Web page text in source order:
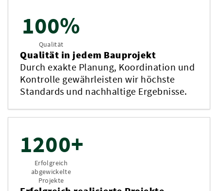
100%
Qualität
Qualität in jedem Bauprojekt
Durch exakte Planung, Koordination und
Kontrolle gewährleisten wir höchste
Standards und nachhaltige Ergebnisse.
1200+
Erfolgreich
abgewickelte
Projekte
Erfolgreich realisierte Projekte